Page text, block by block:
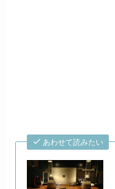
あわせて読みたい